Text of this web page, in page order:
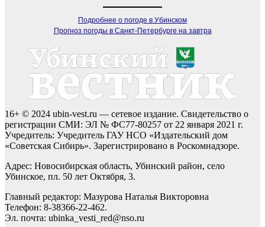
Подробнее о погоде в Убинском
Прогноз погоды в Санкт-Петербурге на завтра
16+ © 2024 ubin-vest.ru — сетевое издание. Свидетельство о
регистрации СМИ: ЭЛ № ФС77-80257 от 22 января 2021 г.
Учредитель: Учредитель ГАУ НСО «Издательский дом
«Советская Сибирь». Зарегистрировано в Роскомнадзоре.
Адрес: Новосибирская область, Убинский район, село
Убинское, пл. 50 лет Октября, 3.
Главный редактор: Мазурова Наталья Викторовна
Телефон: 8-38366-22-462.
Эл. почта: ubinka_vesti_red@nso.ru